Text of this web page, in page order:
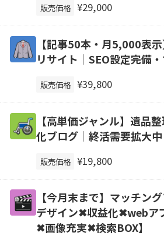
販売価格 ¥29,000
【記事50本・月5,000表
リサイト｜SEO設定完備
販売価格 ¥39,800
【高単価ジャンル】遺品
化ブログ｜終活需要拡大中
販売価格 ¥19,800
【今月末まで】マッチン
デザイン✖収益化✖webア
✖画像充実✖検索BOX】